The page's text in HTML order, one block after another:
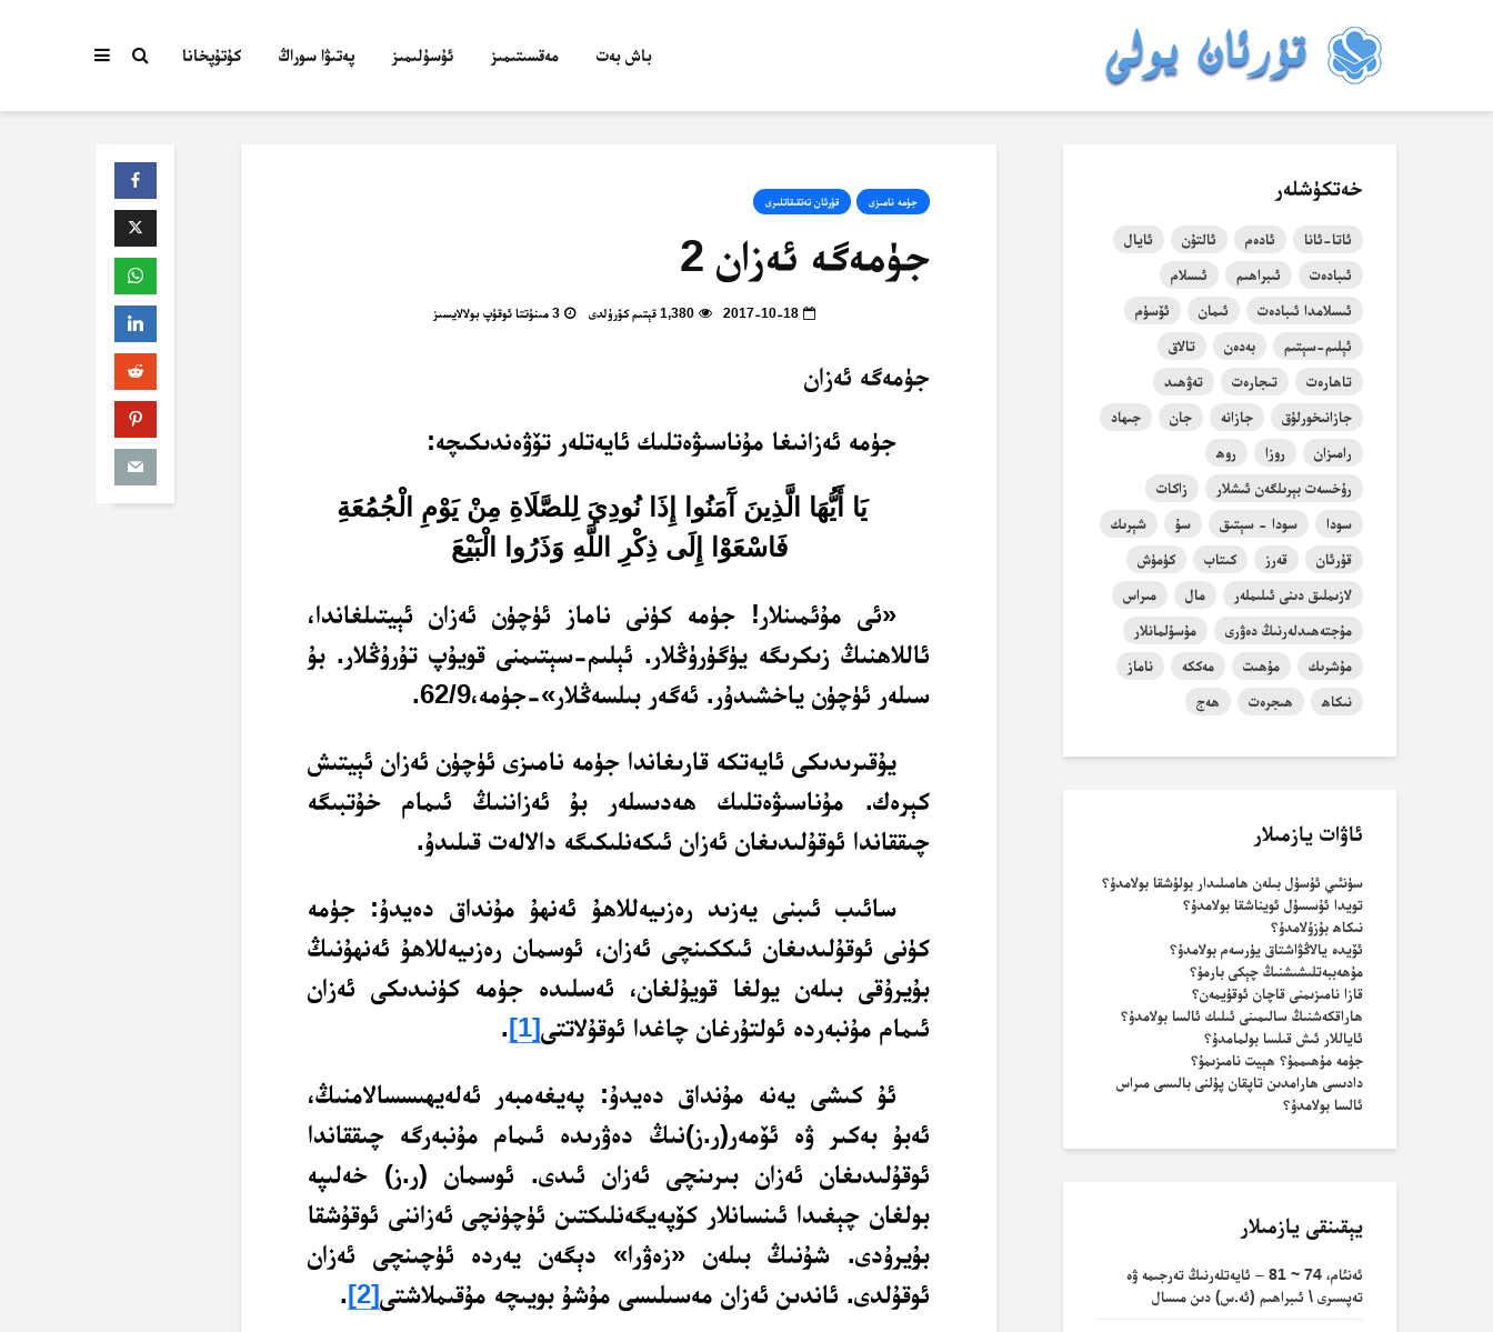
باش بەت مەقسىتىمىز ئۇسۇلىمىز پەتىۋا سوراڭ كۇتۇپخانا
جۈمە نامىزى قۇرئان تەتقىقاتلىرى
جۈمەگە ئەزان 2
2017-10-18 1,380 قېتىم كۆرۈلدى 3 مىنۇتتا ئوقۇپ بولالايسىز
جۈمەگە ئەزان
جۈمە ئەزانىغا مۇناسىۋەتلىك ئايەتلەر تۆۋەندىكىچە:
يَا أَيُّهَا الَّذِينَ آَمَنُوا إِذَا نُودِيَ لِلصَّلَاةِ مِنْ يَوْمِ الْجُمُعَةِ
فَاسْعَوْا إِلَى ذِكْرِ اللَّهِ وَذَرُوا الْبَيْعَ
«ئى مۇئمىنلار! جۈمە كۈنى ناماز ئۈچۈن ئەزان ئېيتىلغاندا،
ئاللاھنىڭ زىكرىگە يۈگۈرۈڭلار. ئېلىم-سېتىمنى قويۇپ تۇرۇڭلار. بۇ
سىلەر ئۈچۈن ياخشىدۇر. ئەگەر بىلسەڭلار»-جۈمە،62/9.
يۇقىرىدىكى ئايەتكە قارىغاندا جۈمە نامىزى ئۈچۈن ئەزان ئېيتىش
كېرەك. مۇناسىۋەتلىك ھەدىسلەر بۇ ئەزاننىڭ ئىمام خۇتبىگە
چىققاندا ئوقۇلىدىغان ئەزان ئىكەنلىكىگە دالالەت قىلىدۇ.
سائىب ئىبنى يەزىد رەزىيەللاھۇ ئەنھۇ مۇنداق دەيدۇ: جۈمە
كۈنى ئوقۇلىدىغان ئىككىنچى ئەزان، ئوسمان رەزىيەللاھۇ ئەنھۇنىڭ
بۇيرۇقى بىلەن يولغا قويۇلغان، ئەسلىدە جۈمە كۈنىدىكى ئەزان
ئىمام مۇنبەردە ئولتۇرغان چاغدا ئوقۇلاتتى[1]
.
ئۇ كىشى يەنە مۇنداق دەيدۇ: پەيغەمبەر ئەلەيھىسسالامنىڭ،
ئەبۇ بەكىر ۋە ئۆمەر(ر.ز)نىڭ دەۋرىدە ئىمام مۇنبەرگە چىققاندا
ئوقۇلىدىغان ئەزان بىرىنچى ئەزان ئىدى. ئوسمان (ر.ز) خەلىپە
بولغان چېغىدا ئىنسانلار كۆپەيگەنلىكتىن ئۈچۈنچى ئەزاننى ئوقۇشقا
بۇيرۇدى. شۇنىڭ بىلەن «زەۋرا» دېگەن يەردە ئۈچىنچى ئەزان
ئوقۇلدى. ئاندىن ئەزان مەسىلىسى مۇشۇ بويىچە مۇقىملاشتى[2]
.
خەتكۈشلەر
ئاتا-ئانا ئادەم ئالتۇن
ئايال
ئىبادەت
ئىبراھىم
ئىسلام
ئىسلامدا ئىبادەت
ئىمان
ئۆسۈم
ئېلىم-سېتىم
بەدەن
تالاق
تاھارەت
تىجارەت
تەۋھىد
جازانىخورلۇق
جازانە جان
جىھاد
رامىزان
روزا
روھ
رۇخسەت بېرىلگەن ئىشلار
زاكات
سودا
سودا - سېتىق سۇ
شېرىك
قۇرئان
قەرز كىتاب
كۈمۈش
لازىملىق دىنى ئىلىملەر
مال
مىراس
مۇجتەھىدلەرنىڭ دەۋرى
مۇسۇلمانلار
مۇشرىك
مۇھىت مەككە
ناماز
نىكاھ
ھىجرەت ھەج
ئاۋات يازمىلار
سۈنئىي ئۇسۇل بىلەن ھامىلىدار بولۇشقا بولامدۇ؟
تويدا ئۇسسۇل ئويناشقا بولامدۇ؟
نىكاھ بۇزۇلامدۇ؟
ئۆيدە يالاڭۋاشتاق يۈرسەم بولامدۇ؟
مۇھەببەتلىشىشنىڭ چېكى بارمۇ؟
قازا نامىزىمنى قاچان ئوقۇيمەن؟
ھاراقكەشنىڭ سالىمىنى ئىلىك ئالسا بولامدۇ؟
ئاياللار ئىش قىلسا بولمامدۇ؟
جۈمە مۇھىممۇ؟ ھېيت نامىزىمۇ؟
دادىسى ھارامدىن تاپقان پۇلنى بالىسى مىراس
ئالسا بولامدۇ؟
يېقىنقى يازمىلار
ئەنئام، 74 ~ 81 – ئايەتلەرنىڭ تەرجىمە ۋە
تەپسىرى \ ئىبراھىم (ئە.س) دىن مىسال